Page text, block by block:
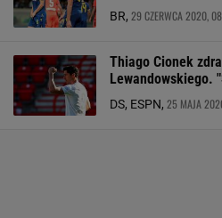
BR, 29 CZERWCA 2020,
Thiago Cionek
Lewandowskiego.
DS, ESPN, 25 MAJA